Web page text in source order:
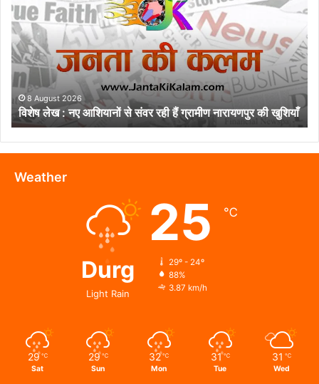
:
नए
आशियानों
से
संवर
रही
हैं
ग्रामीण
नारायणपुर
की
खुशियाँ
8 August 2026
विशेष लेख : नए आशियानों से संवर रही हैं ग्रामीण नारायणपुर की खुशियाँ
Weather
Durg
Light Rain
25 ℃
29º - 24º
88%
3.87 km/h
29 ℃
Sat
29 ℃
Sun
32 ℃
Mon
31 ℃
Tue
31 ℃
Wed